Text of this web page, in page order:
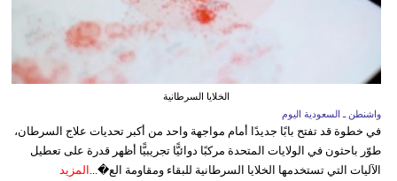
الخلايا السرطانية
واشنطن ـ السعودية اليوم
في خطوة قد تفتح بابًا جديدًا أمام مواجهة واحد من أكبر تحديات علاج السرطان،
طوّر باحثون في الولايات المتحدة مركبًا دوائيًّا تجريبيًّا أظهر قدرة على تعطيل
الآليات التي تستخدمها الخلايا السرطانية للبقاء ومقاومة الع�... المزيد